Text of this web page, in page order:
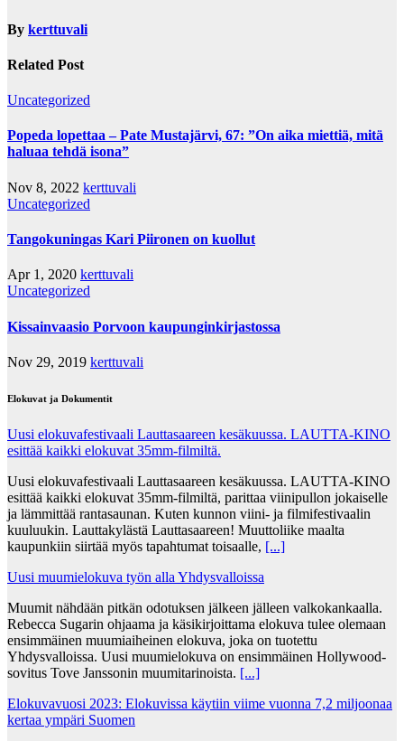
By kerttuvali
Related Post
Uncategorized
Popeda lopettaa – Pate Mustajärvi, 67: ”On aika miettiä, mitä
haluaa tehdä isona”
Nov 8, 2022 kerttuvali
Uncategorized
Tangokuningas Kari Piironen on kuollut
Apr 1, 2020 kerttuvali
Uncategorized
Kissainvaasio Porvoon kaupunginkirjastossa
Nov 29, 2019 kerttuvali
Elokuvat ja Dokumentit
Uusi elokuvafestivaali Lauttasaareen kesäkuussa. LAUTTA-KINO
esittää kaikki elokuvat 35mm-filmiltä.
Uusi elokuvafestivaali Lauttasaareen kesäkuussa. LAUTTA-KINO
esittää kaikki elokuvat 35mm-filmiltä, parittaa viinipullon jokaiselle
ja lämmittää rantasaunan. Kuten kunnon viini- ja filmifestivaalin
kuuluukin. Lauttakylästä Lauttasaareen! Muuttoliike maalta
kaupunkiin siirtää myös tapahtumat toisaalle, [...]
Uusi muumielokuva työn alla Yhdysvalloissa
Muumit nähdään pitkän odotuksen jälkeen jälleen valkokankaalla.
Rebecca Sugarin ohjaama ja käsikirjoittama elokuva tulee olemaan
ensimmäinen muumiaiheinen elokuva, joka on tuotettu
Yhdysvalloissa. Uusi muumielokuva on ensimmäinen Hollywood-
sovitus Tove Janssonin muumitarinoista. [...]
Elokuvavuosi 2023: Elokuvissa käytiin viime vuonna 7,2 miljoonaa
kertaa ympäri Suomen